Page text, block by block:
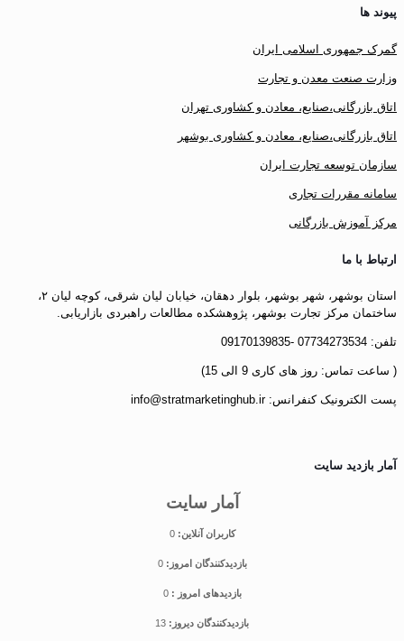
پیوند ها
گمرک جمهوری اسلامی ایران
وزارت صنعت معدن و تجارت
اتاق بازرگانی،صنایع، معادن و کشاوری تهران
اتاق بازرگانی،صنایع، معادن و کشاوری بوشهر
سازمان توسعه تجارت ایران
سامانه مقررات تجاری
مرکز آموزش بازرگانی
ارتباط با ما
استان بوشهر، شهر بوشهر، بلوار دهقان، خیابان لیان شرقی، کوچه لیان ۲،
ساختمان مرکز تجارت بوشهر، پژوهشکده مطالعات راهبردی بازاریابی.
تلفن: 07734273534 -09170139835
( ساعت تماس: روز های کاری 9 الی 15)
پست الکترونیک کنفرانس: info@stratmarketinghub.ir
آمار بازدید سایت
آمار سایت
کاربران آنلاین:0
بازدیدکنندگان امروز: 0
بازدیدهای امروز : 0
بازدیدکنندگان دیروز: